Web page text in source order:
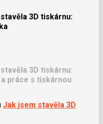
3D tiskárnu:
3D tiskárnu:
práce s tiskárnou
Jak jsem stavěla 3D